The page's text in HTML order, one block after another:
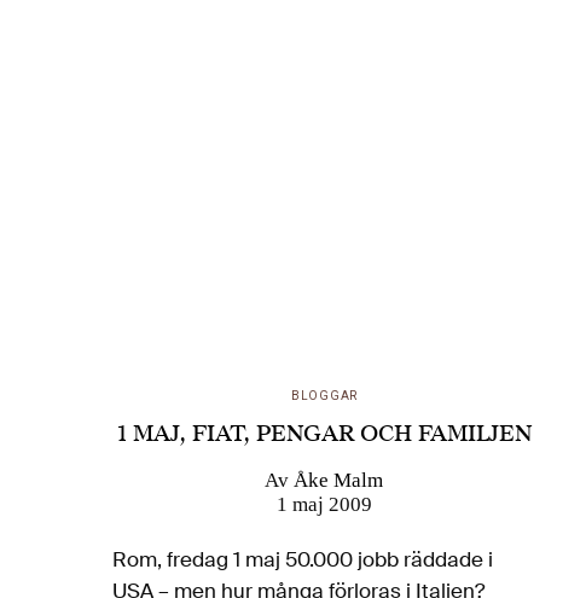
BLOGGAR
1 MAJ, FIAT, PENGAR OCH FAMILJEN
AvÅke Malm
1 maj 2009
Rom, fredag 1 maj 50.000 jobb räddade i
USA – men hur många förloras i Italien?